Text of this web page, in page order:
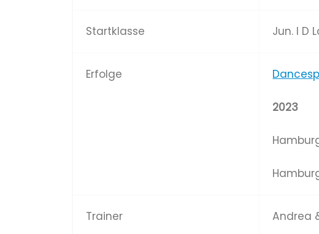
Startklasse Jun. I D
Erfolge
2023
Trainer Andrea